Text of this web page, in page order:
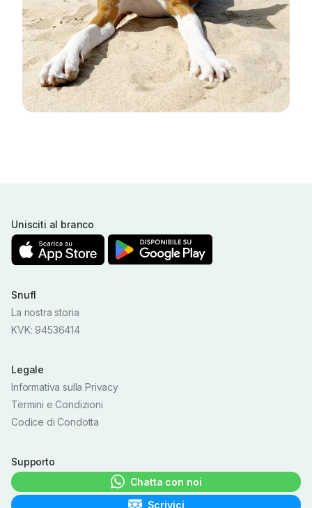
Unisciti al branco
Snufl
La nostra storia
KVK: 94536414
Legale
Informativa sulla Privacy
Termini e Condizioni
Codice di Condotta
Supporto
Chatta con noi
Scrivici